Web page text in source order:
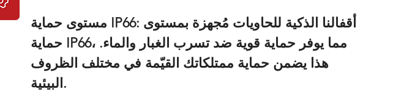
مستوى حماية IP66: أقفالنا الذكية للحاويات مُجهزة بمستوى
حماية IP66، مما يوفر حماية قوية ضد تسرب الغبار والماء.
هذا يضمن حماية ممتلكاتك القيّمة في مختلف الظروف
البيئية.